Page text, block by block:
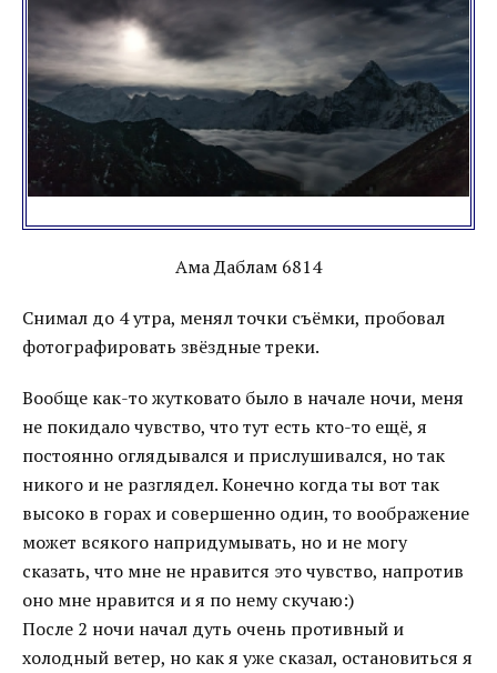
Ама Даблам 6814
Снимал до 4 утра, менял точки съёмки, пробовал
фотографировать звёздные треки.
Вообще как-то жутковато было в начале ночи, меня
не покидало чувство, что тут есть кто-то ещё, я
постоянно оглядывался и прислушивался, но так
никого и не разглядел. Конечно когда ты вот так
высоко в горах и совершенно один, то воображение
может всякого напридумывать, но и не могу
сказать, что мне не нравится это чувство, напротив
оно мне нравится и я по нему скучаю:)
После 2 ночи начал дуть очень противный и
холодный ветер, но как я уже сказал, остановиться я